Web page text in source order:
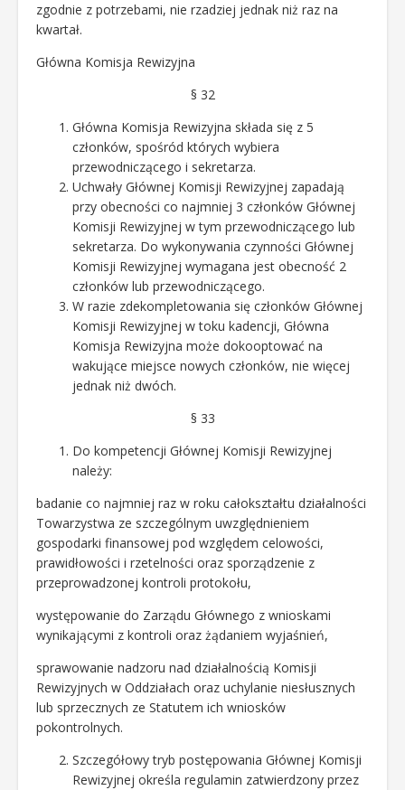
zgodnie z potrzebami, nie rzadziej jednak niż raz na
kwartał.
Główna Komisja Rewizyjna
§ 32
Główna Komisja Rewizyjna składa się z 5
członków, spośród których wybiera
przewodniczącego i sekretarza.
Uchwały Głównej Komisji Rewizyjnej zapadają
przy obecności co najmniej 3 członków Głównej
Komisji Rewizyjnej w tym przewodniczącego lub
sekretarza. Do wykonywania czynności Głównej
Komisji Rewizyjnej wymagana jest obecność 2
członków lub przewodniczącego.
W razie zdekompletowania się członków Głównej
Komisji Rewizyjnej w toku kadencji, Główna
Komisja Rewizyjna może dokooptować na
wakujące miejsce nowych członków, nie więcej
jednak niż dwóch.
§ 33
Do kompetencji Głównej Komisji Rewizyjnej
należy:
badanie co najmniej raz w roku całokształtu działalności
Towarzystwa ze szczególnym uwzględnieniem
gospodarki finansowej pod względem celowości,
prawidłowości i rzetelności oraz sporządzenie z
przeprowadzonej kontroli protokołu,
występowanie do Zarządu Głównego z wnioskami
wynikającymi z kontroli oraz żądaniem wyjaśnień,
sprawowanie nadzoru nad działalnością Komisji
Rewizyjnych w Oddziałach oraz uchylanie niesłusznych
lub sprzecznych ze Statutem ich wniosków
pokontrolnych.
Szczegółowy tryb postępowania Głównej Komisji
Rewizyjnej określa regulamin zatwierdzony przez